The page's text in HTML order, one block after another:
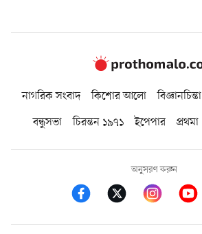
নাগরিক সংবাদ কিশোর আলো বিজ্ঞানচিন্তা
বন্ধুসভা
চিরন্তন ১৯৭১ ইপেপার প্রথমা
অনুসরণ করুন